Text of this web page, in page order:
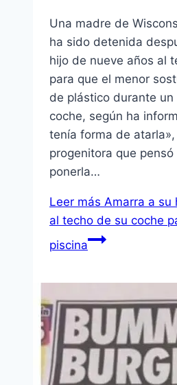
Una madre de
ha sido detenida
hijo de nueve años al
para que el menor
de plástico durante
coche, según ha
tenía forma de
progenitora que
ponerla…
Leer más Amarra a su
al techo de su coche
piscina